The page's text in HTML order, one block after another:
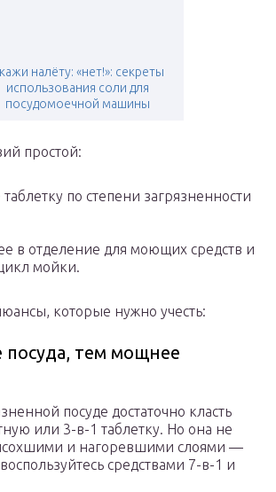
налёту: «нет!»: секреты
использования соли для
посудомоечной машины
простой:
по степени загрязненности
в отделение для моющих средств и
мойки.
которые нужно учесть:
посуда, тем мощнее
посуде достаточно класть
или 3-в-1 таблетку. Но она не
и нагоревшими слоями —
средствами 7-в-1 и